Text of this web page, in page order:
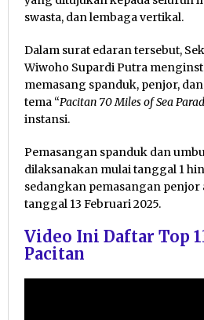
swasta, dan lembaga vertikal.
Dalam surat edaran tersebut,
Wiwoho Supardi Putra
memasang spanduk, penjor,
tema “Pacitan 70 Miles of Sea
instansi.
Pemasangan spanduk dan
dilaksanakan mulai tanggal 1
sedangkan pemasangan penjor
tanggal 13 Februari 2025.
Video Ini Daftar Top
Pacitan